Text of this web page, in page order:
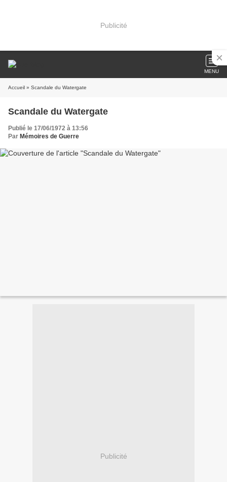
Publicité
MENU
Accueil » Scandale du Watergate
Scandale du Watergate
Publié le 17/06/1972 à 13:56
Par Mémoires de Guerre
Publicité